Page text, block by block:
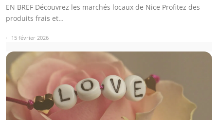
EN BREF Découvrez les marchés locaux de Nice Profitez des
produits frais et…
15 février 2026